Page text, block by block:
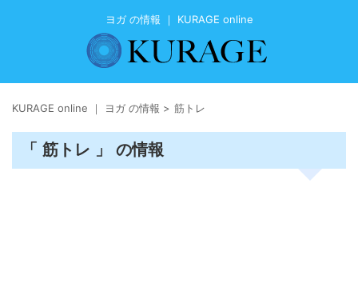
ヨガ の情報 ｜ KURAGE online
KURAGE online ｜ ヨガ の情報 > 筋トレ
「 筋トレ 」 の情報